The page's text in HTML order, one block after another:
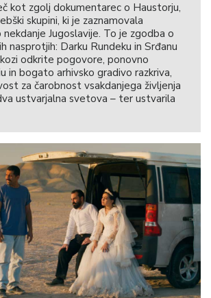
kot zgolj dokumentarec o Haustorju,
skupini, ki je zaznamovala
Jugoslavije. To je zgodba o
nasprotjih: Darku Rundeku in Srđanu
odkrite pogovore, ponovno
in bogato arhivsko gradivo razkriva,
za čarobnost vsakdanjega življenja
ustvarjalna svetova – ter ustvarila